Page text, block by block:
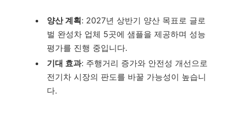
양산 계획: 2027년 상반기 양산 목표로 글로
벌 완성차 업체 5곳에 샘플을 제공하며 성능
평가를 진행 중입니다.
기대 효과: 주행거리 증가와 안전성 개선으로
전기차 시장의 판도를 바꿀 가능성이 높습니
다.